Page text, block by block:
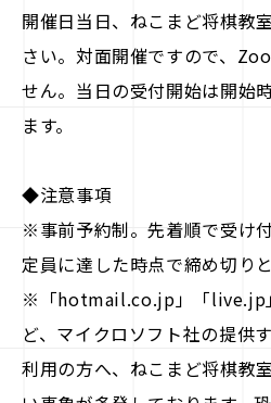
開催日当日、ねこまど将棋教
さい。対面開催ですので、
せん。当日の受付開始は開始
ます。
◆注意事項
※事前予約制。先着順で受け付
定員に達した時点で締め切り
※「hotmail.co.jp」「live.jp
ど、マイクロソフト社の提供
利用の方へ、ねこまど将棋教